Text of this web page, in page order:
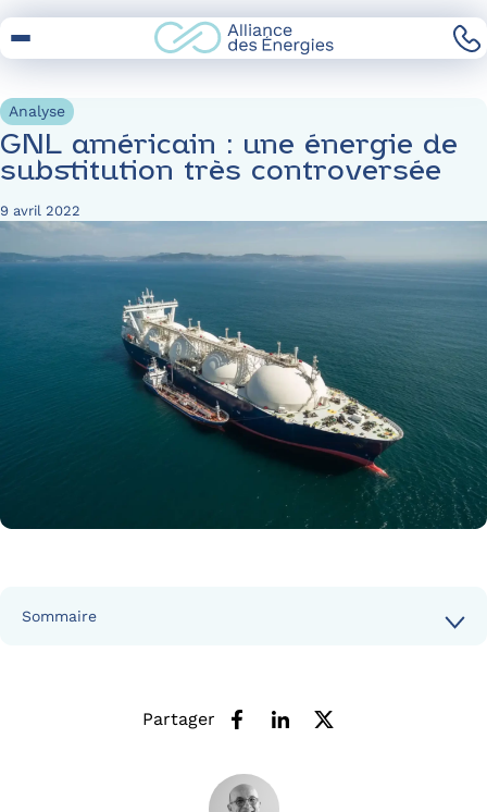
to
Analyse
GNL américain : une énergie de
substitution très controversée
9 avril 2022
Sommaire
Partager